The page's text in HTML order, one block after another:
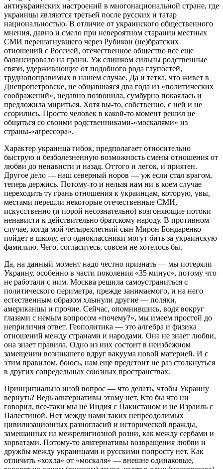
антиукраинских настроений в многонациональной стране, где
украинцы являются третьей после русских и татар
национальностью. В отличие от украинского общественного
мнения, давно и смело при невероятном старании местных
СМИ перешагнувшего через Рубикон (не)братских
отношений с Россией, отечественное общество все еще
балансировало на грани. Уж слишком сильны родственные
связи, удерживающие от подобного рода глупостей,
труднопоправимых в нашем случае. Да и тетка, что живет в
Днепропетровске, не общавшаяся два года из «политических
соображений», недавно позвонила, сумбурно покаялась и
предложила мириться. Хотя вы-то, собственно, с ней и не
ссорились. Просто человек в какой-то момент решил не
общаться со своими родственниками-«москалями» из
страны-«агрессора».
Характер украинца гибок, предполагает относительно
быструю и безболезненную возможность смены отношения от
любви до ненависти и назад. Оттого и легок, и приятен.
Другое дело — наш северный норов — уж если стал врагом,
теперь держись. Потому-то и нельзя нам ни в коем случае
переходить ту грань отношения к украинцам, которую, увы,
местами перешли некоторые отечественные СМИ,
искусственно (и порой несознательно) возгоняющие потоки
ненависти к действительно братскому народу. В противном
случае, когда мой четырехлетний сын Мирон Бондаренко
пойдет в школу, его одноклассники могут бить за украинскую
фамилию. Чего, согласитесь, совсем не хотелось бы.
Да, на данный момент надо честно признать — мы потеряли
Украину, особенно в части поколения «35 минус», потому что
не работали с ним. Москва решила самоустраниться с
политического периметра, прежде занимаемого, и на него
естественным образом хлынули другие — поляки,
американцы и прочие. Сейчас, опомнившись, водя вокруг
глазами с немым вопросом «почему?», мы имеем простой до
неприличия ответ. Геополитика — это алгебра и физика
отношений между странами и народами. Она не знает любви,
она знает правила. Одно из них состоит в неизбежном
замещении возникшего вдруг вакуума новой материей. И с
этим правилом, боюсь, нам еще предстоит не раз столкнуться
в других сопредельных союзных пространствах.
Принципиально иной вопрос — что делать, чтобы Украину
вернуть? Ведь альтернативы этому нет. Кто бы что ни
говорил, все-таки мы не Индия с Пакистаном и не Израиль с
Палестиной. Нет между нами таких непреодолимых
цивилизационных разногласий и исторической вражды,
замешанных на межрелигиозной розни, как между сербами и
хорватами. Потому-то альтернативы возвращения любви и
дружбы между украинцами и русскими попросту нет. Как
отличить «хохла» от «москаля» — внешне одинаковые,